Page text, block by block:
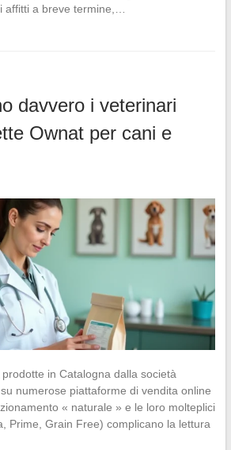
affitti a breve termine,…
davvero i veterinari
Ownat per cani e
in Catalogna dalla società
numerose piattaforme di vendita online
« naturale » e le loro molteplici
Prime, Grain Free) complicano la lettura